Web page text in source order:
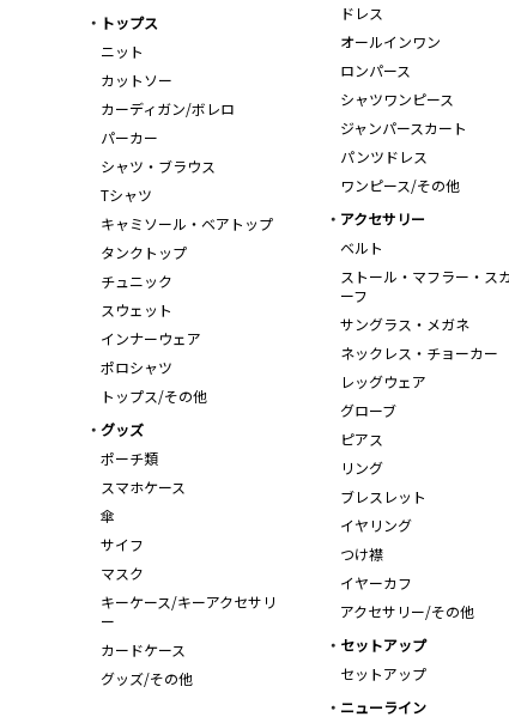
トップス
ニット
カットソー
カーディガン/ボレロ
パーカー
シャツ・ブラウス
Tシャツ
キャミソール・ベアトップ
タンクトップ
チュニック
スウェット
インナーウェア
ポロシャツ
トップス/その他
ドレス
オールインワン
ロンパース
シャツワンピース
ジャンパースカート
パンツドレス
ワンピース/その他
アクセサリー
ベルト
ストール・マフラー・スカ
ーフ
サングラス・メガネ
ネックレス・チョーカー
レッグウェア
グローブ
ピアス
リング
ブレスレット
イヤリング
つけ襟
イヤーカフ
アクセサリー/その他
グッズ
ポーチ類
スマホケース
傘
サイフ
マスク
キーケース/キーアクセサリ
ー
カードケース
グッズ/その他
セットアップ
セットアップ
ニューライン